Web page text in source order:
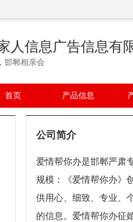
人信息广告信息有
邯郸相亲会
首页 产品信息
公司简介
爱情帮你办是邯郸严肃
规模：《爱情帮你办》
供用心、细致、专业、
的信息。爱情帮你办征